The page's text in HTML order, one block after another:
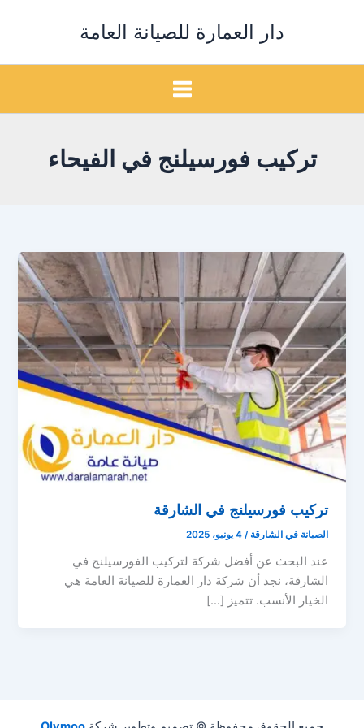
دار العمارة للصيانة العامة
تركيب فورسيلنج في الفيحاء
تركيب فورسيلنج في الشارقة
الصيانة في الشارقة /4 يونيو، 2025
عند البحث عن أفضل شركة لتركيب الفورسيلنج في
الشارقة، نجد أن شركة دار العمارة للصيانة العامة هي
الخيار الأنسب. تتميز […]